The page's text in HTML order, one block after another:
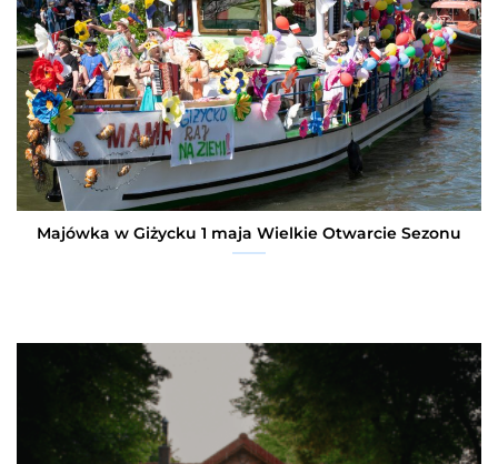
Majówka w Giżycku 1 maja Wielkie Otwarcie Sezonu